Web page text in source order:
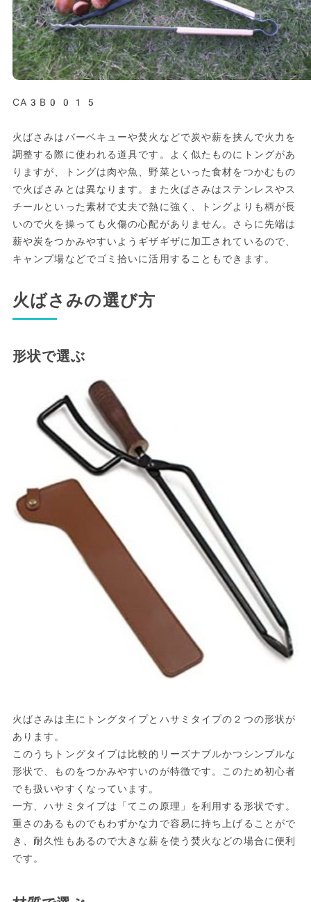
CA3B0015
火ばさみはバーベキューや焚火などで炭や薪を挟んで火力を
調整する際に使われる道具です。よく似たものにトングがあ
りますが、トングは肉や魚、野菜といった食材をつかむもの
で火ばさみとは異なります。また火ばさみはステンレスやス
チールといった素材で丈夫で熱に強く、トングよりも柄が長
いので火を操っても火傷の心配がありません。さらに先端は
薪や炭をつかみやすいようギザギザに加工されているので、
キャンプ場などでゴミ拾いに活用することもできます。
火ばさみの選び方
形状で選ぶ
火ばさみは主にトングタイプとハサミタイプの２つの形状が
あります。
このうちトングタイプは比較的リーズナブルかつシンプルな
形状で、ものをつかみやすいのが特徴です。このため初心者
でも扱いやすくなっています。
一方、ハサミタイプは「てこの原理」を利用する形状です。
重さのあるものでもわずかな力で容易に持ち上げることがで
き、耐久性もあるので大きな薪を使う焚火などの場合に便利
です。